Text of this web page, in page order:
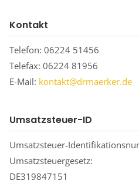
Kontakt
Telefon: 06224 51456
Telefax: 06224 81956
E-Mail: kontakt@drmaerker.de
Umsatzsteuer-ID
Umsatzsteuer-
Umsatzsteuergesetz:
DE319847151